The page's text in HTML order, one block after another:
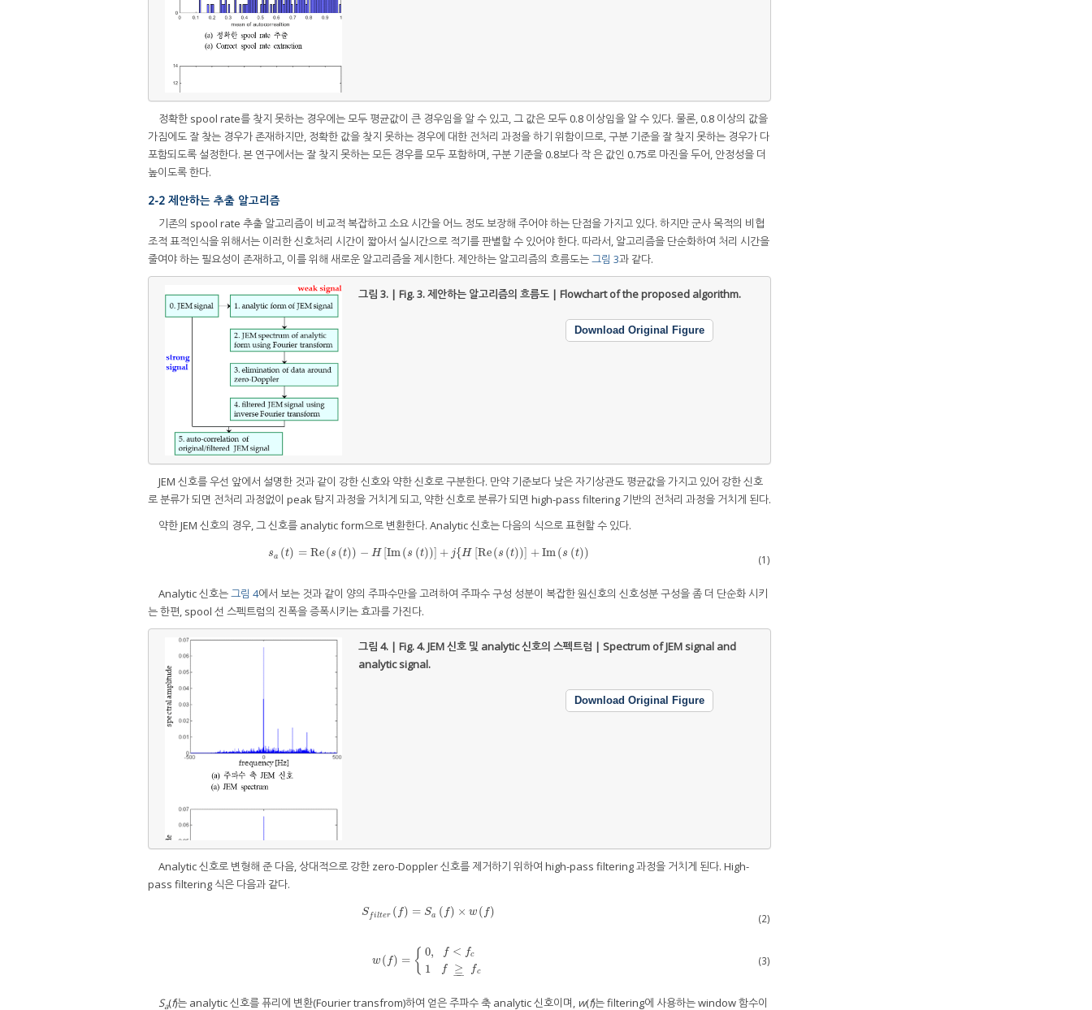
정확한 spool rate를 찾지 못하는 경우에는 모두 평균값이 큰 경우임을 알 수 있고, 그 값은 모두 0.8 이상임을 알 수 있다. 물론, 0.8 이상의 값을
가짐에도 잘 찾는 경우가 존재하지만, 정확한 값을 찾지 못하는 경우에 대한 전처리 과정을 하기 위함이므로, 구분 기준을 잘 찾지 못하는 경우가 다
포함되도록 설정한다. 본 연구에서는 잘 찾지 못하는 모든 경우를 모두 포함하며, 구분 기준을 0.8보다 작 은 값인 0.75로 마진을 두어, 안정성을 더
높이도록 한다.
2-2 제안하는 추출 알고리즘
기존의 spool rate 추출 알고리즘이 비교적 복잡하고 소요 시간을 어느 정도 보장해 주어야 하는 단점을 가지고 있다. 하지만 군사 목적의 비협
조적 표적인식을 위해서는 이러한 신호처리 시간이 짧아서 실시간으로 적기를 판별할 수 있어야 한다. 따라서, 알고리즘을 단순화하여 처리 시간을
줄여야 하는 필요성이 존재하고, 이를 위해 새로운 알고리즘을 제시한다. 제안하는 알고리즘의 흐름도는그림 3과 같다.
그림 3. | Fig. 3.제안하는 알고리즘의 흐름도 | Flowchart of the proposed algorithm.
Download Original Figure
JEM 신호를 우선 앞에서 설명한 것과 같이 강한 신호와 약한 신호로 구분한다. 만약 기준보다 낮은 자기상관도 평균값을 가지고 있어 강한 신호
로 분류가 되면 전처리 과정없이 peak 탐지 과정을 거치게 되고, 약한 신호로 분류가 되면 high-pass filtering 기반의 전처리 과정을 거치게 된다.
약한 JEM 신호의 경우, 그 신호를 analytic form으로 변환한다. Analytic 신호는 다음의 식으로 표현할 수 있다.
sa (t) = Re (s (t)) − H [Im(s (t))] + j{H [Re (s (t))] +Im(s (t))
sa (t)=Re(s(t)) −H[Im( s(t))] +j{H[Re(s (t))]+Im(s(t) (1)
Analytic 신호는그림 4에서 보는 것과 같이 양의 주파수만을 고려하여 주파수 구성 성분이 복잡한 원신호의 신호성분 구성을 좀 더 단순화 시키
는 한편, spool 선 스펙트럼의 진폭을 증폭시키는 효과를 가진다.
그림 4. | Fig. 4.JEM 신호 및 analytic 신호의 스펙트럼 | Spectrum of JEM signal and
analytic signal.
Download Original Figure
Analytic 신호로 변형해 준 다음, 상대적으로 강한 zero-Doppler 신호를 제거하기 위하여 high-pass filtering 과정을 거치게 된다. High-
pass filtering 식은 다음과 같다.
S filter ( f) = Sa ( f) × w ( f)
Sf lte r(f) =Sa (f )×w(f ) (2)
w ( f) = { 0,
1
f < fc
f ≥
−
− fc
w(f) ={0 ,1 < c fc (3)
Sa(f)는 analytic 신호를 퓨리에 변환(Fourier transfrom)하여 얻은 주파수 축 analytic 신호이며, w(f)는 filtering에 사용하는 window 함수이